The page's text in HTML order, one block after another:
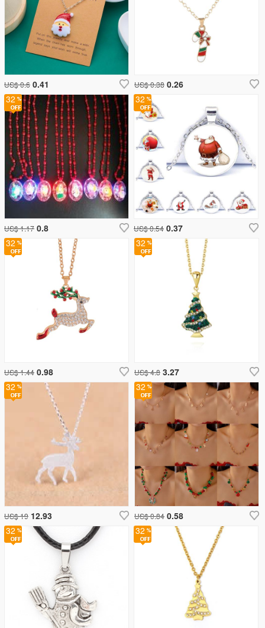
32
32
US$ 19 12.93
32
US$ 1.17 0.8
32
US$ 0.54 0.37
32
US$ 0.84 0.58
32
32
US$ 1.44 0.98
US$ 0.38 0.26
32
US$ 4.8 3.27
US$ 0.6 0.41